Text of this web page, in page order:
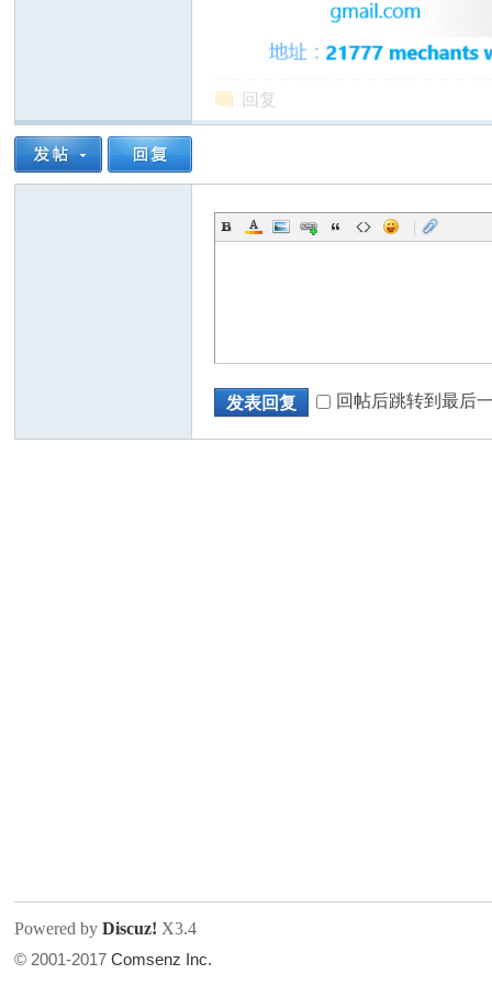
州
回复
|
发表回复 回帖后跳转到最后
Powered byDiscuz! X3.4
© 2001-2017Comsenz Inc.